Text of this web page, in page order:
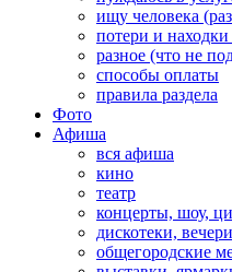
ищу человека
потери и
разное (что не
способы оплаты
правила раздела
Фото
Афиша
вся афиша
кино
театр
концерты, шоу,
дискотеки,
общегородские